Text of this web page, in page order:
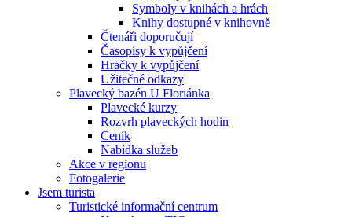
Symboly v knihách a hrách
Knihy dostupné v knihovně
Čtenáři doporučují
Časopisy k vypůjčení
Hračky k vypůjčení
Užitečné odkazy
Plavecký bazén U Floriánka
Plavecké kurzy
Rozvrh plaveckých hodin
Ceník
Nabídka služeb
Akce v regionu
Fotogalerie
Jsem turista
Turistické informační centrum